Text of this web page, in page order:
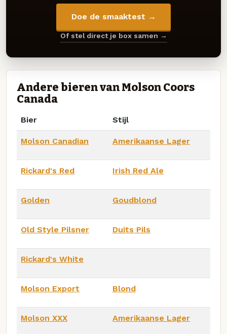
Doe de smaaktest →
Of stel direct je box samen →
Andere bieren van Molson Coors
Canada
Bier Stijl
Molson Canadian Amerikaanse Lager
Rickard's Red Irish Red Ale
Golden Goudblond
Old Style Pilsner Duits Pils
Rickard's White
Molson Export Blond
Molson XXX Amerikaanse Lager